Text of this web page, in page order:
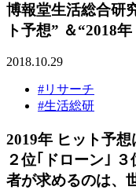
博報堂生活総合研
ト予想” ＆“2018
2018.10.29
#リサーチ
#生活総研
2019年 ヒット予
２位｢ドローン｣
者が求めるのは、